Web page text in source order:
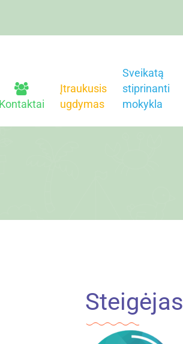
Kontaktai
Įtraukusis
ugdymas
Sveikatą
stiprinanti
mokykla
Steigėjas